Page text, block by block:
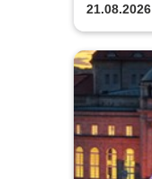
21.08.2026